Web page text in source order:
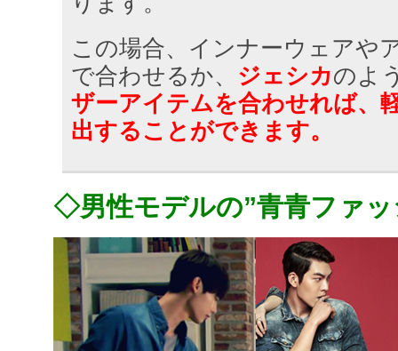
この場合、インナーウェアや
で合わせるか、 ジェシカのよ
ザーアイテムを合わせれば、
出することができます。
◇男性モデルの”青青ファッ